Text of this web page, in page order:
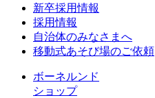
新卒採用情報
採用情報
自治体のみなさまへ
移動式あそび場のご依頼
ボーネルンド
ショップ